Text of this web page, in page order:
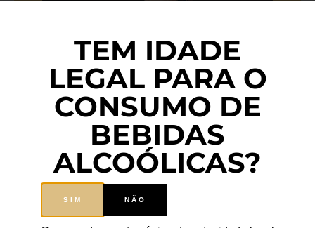
TEM IDADE
LEGAL PARA O
CONSUMO DE
BEBIDAS
ALCOÓLICAS?
SIM NÃO